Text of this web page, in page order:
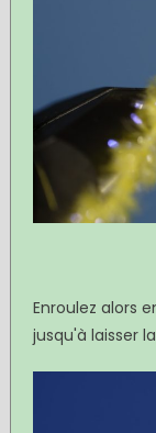
Enroulez alors
jusqu'à laisser